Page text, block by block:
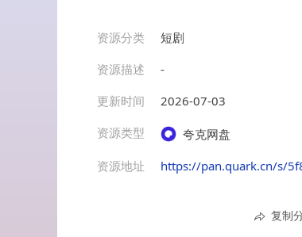
资源分类
短剧
资源描述
-
更新时间
2026-07-03
资源类型
夸克网盘
资源地址
https://pan.quark.cn/s/
复制